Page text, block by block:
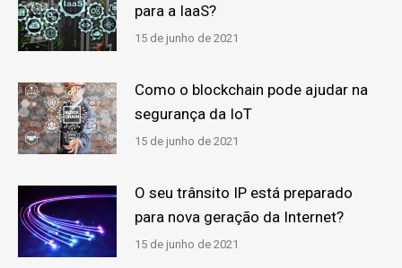
para a IaaS?
15 de junho de 2021
Como o blockchain pode ajudar na
segurança da IoT
15 de junho de 2021
O seu trânsito IP está preparado
para nova geração da Internet?
15 de junho de 2021